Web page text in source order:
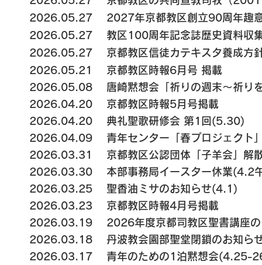
2026.05.27 2027年京都教区創立90周年
2026.05.27 教区100周年記念誌歴史資料収
2026.05.27 京都教区信徒カテキスタ養成方
2026.05.21 京都教区時報6月号 掲載
2026.05.08
唐崎黙想会「祈りの週末～祈
2026.04.20 京都教区時報5月号掲載
​2026.04.20 典礼聖歌研修会 第1回(5.30)
2026.04.09 青年センター「春プロジェクト
2026.03.31 京都教区公認団体「子羊会」解
2026.03.30 本部事務局イースター休業(4.2
2026.03.25 聖香油ミサのお知らせ(4.1)
2026.03.23 京都教区時報4月号掲載
2026.03.19 2026年度京都司教区聖書講座の
2026.03.18 丹波教会園部聖堂閉鎖のお知ら
2026.03.17 青年のための1泊黙想会(4.25-